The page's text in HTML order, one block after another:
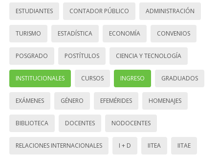
ESTUDIANTES CONTADOR PÚBLICO ADMINISTRACIÓN
TURISMO ESTADÍSTICA ECONOMÍA CONVENIOS
POSGRADO POSTÍTULOS CIENCIA Y TECNOLOGÍA
INSTITUCIONALES CURSOS INGRESO GRADUADOS
EXÁMENES GÉNERO EFEMÉRIDES HOMENAJES
BIBLIOTECA DOCENTES NODOCENTES
RELACIONES INTERNACIONALES I + D IITEA IITAE